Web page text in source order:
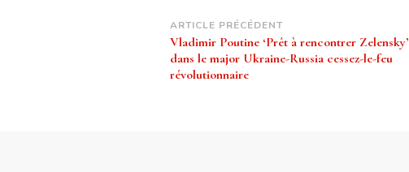
Navigation
d’article
ARTICLE PRÉCÉDENT
Vladimir Poutine ‘Prêt à rencontrer Zelensky’
dans le major Ukraine-Russia cessez-le-feu
révolutionnaire